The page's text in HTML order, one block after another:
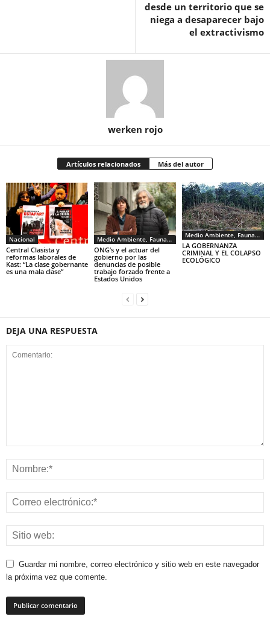
desde un territorio que se
niega a desaparecer bajo
el extractivismo
werken rojo
Artículos relacionados Más del autor
Nacional
Central Clasista y
reformas laborales de
Kast: “La clase gobernante
es una mala clase”
Medio Ambiente, Fauna y Sociedad
ONG’s y el actuar del
gobierno por las
denuncias de posible
trabajo forzado frente a
Estados Unidos
Medio Ambiente, Fauna y Sociedad
LA GOBERNANZA
CRIMINAL Y EL COLAPSO
ECOLÓGICO
DEJA UNA RESPUESTA
Guardar mi nombre, correo electrónico y sitio web en este navegador
la próxima vez que comente.